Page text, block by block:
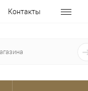
Контакты